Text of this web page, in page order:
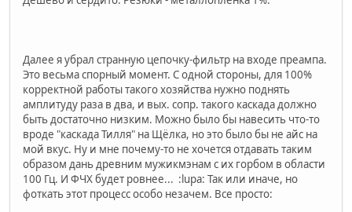
Далее я убрал странную цепочку-фильтр на входе преампа.
Это весьма спорный момент. С одной стороны, для 100%
корректной работы такого хозяйства нужно поднять
амплитуду раза в два, и вых. сопр. такого каскада должно
быть достаточно низким. Можно было бы навесить что-то
вроде "каскада Тилля" на Щёлка, но это было бы не айс на
мой вкус. Ну и мне почему-то не хочется отдавать таким
образом дань древним мужикмэнам с их горбом в области
100 Гц. И ФЧХ будет ровнее... :lupa: Так или иначе, но
фоткать этот процесс особо незачем. Все просто: